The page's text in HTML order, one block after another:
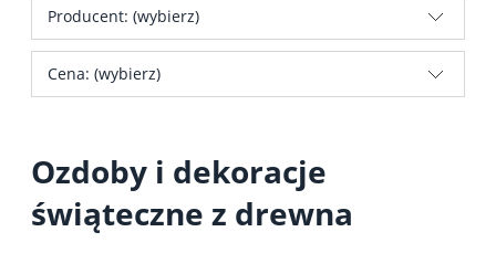
Producent: (wybierz)
Cena: (wybierz)
Ozdoby i dekoracje
świąteczne z drewna